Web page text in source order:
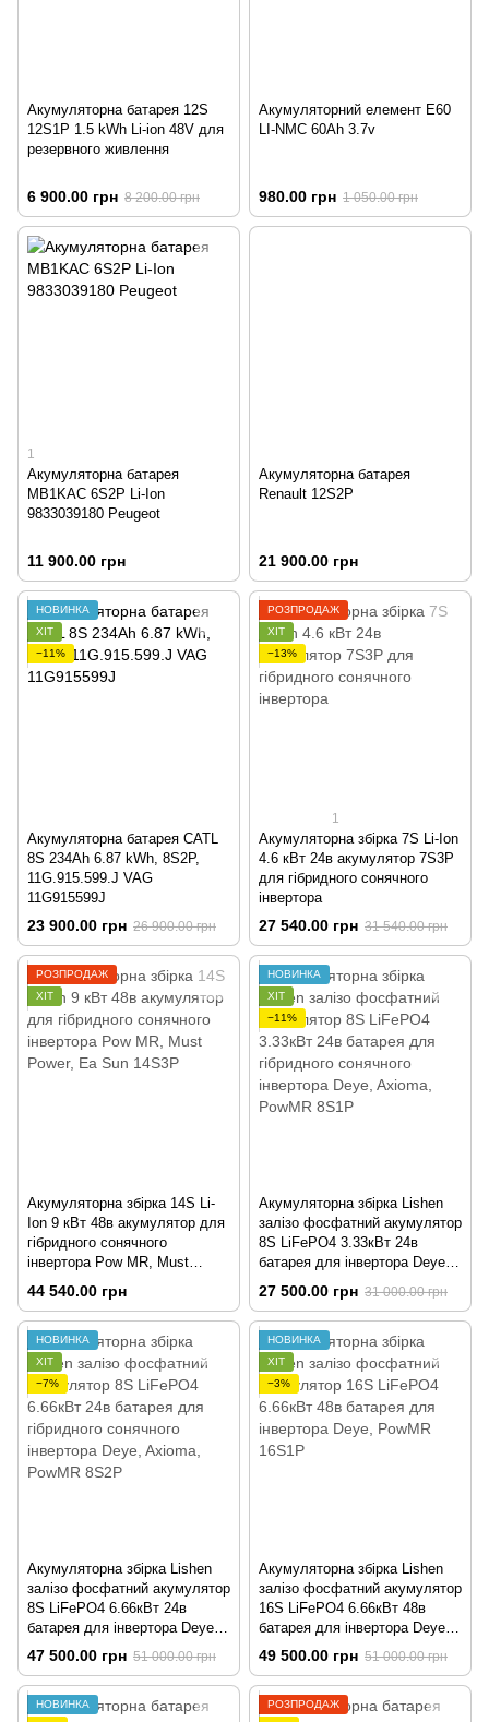
Акумуляторна батарея 12S
12S1P 1.5 kWh Li-ion 48V для
резервного живлення
6 900.00 грн 8 200.00 грн
Акумуляторний елемент E60
LI-NMC 60Ah 3.7v
980.00 грн 1 050.00 грн
1
Акумуляторна батарея
MB1KAC 6S2P Li-Ion
9833039180 Peugeot
11 900.00 грн
Акумуляторна батарея
Renault 12S2P
21 900.00 грн
НОВИНКА
ХІТ
−11%
Акумуляторна батарея CATL
8S 234Ah 6.87 kWh, 8S2P,
11G.915.599.J VAG
11G915599J
23 900.00 грн 26 900.00 грн
РОЗПРОДАЖ
ХІТ
−13%
1
Акумуляторна збірка 7S Li-Ion
4.6 кВт 24в акумулятор 7S3P
для гібридного сонячного
інвертора
27 540.00 грн 31 540.00 грн
РОЗПРОДАЖ
ХІТ
Акумуляторна збірка 14S Li-
Ion 9 кВт 48в акумулятор для
гібридного сонячного
інвертора Pow MR, Must
Power, Ea Sun 14S3P
44 540.00 грн
НОВИНКА
ХІТ
−11%
Акумуляторна збірка Lishen
залізо фосфатний акумулятор
8S LiFePO4 3.33кВт 24в
батарея для інвертора Deye,
PowMR 8S1P
27 500.00 грн 31 000.00 грн
НОВИНКА
ХІТ
−7%
Акумуляторна збірка Lishen
залізо фосфатний акумулятор
8S LiFePO4 6.66кВт 24в
батарея для інвертора Deye,
PowMR 8S2P
47 500.00 грн 51 000.00 грн
НОВИНКА
ХІТ
−3%
Акумуляторна збірка Lishen
залізо фосфатний акумулятор
16S LiFePO4 6.66кВт 48в
батарея для інвертора Deye,
PowMR 16S1P
49 500.00 грн 51 000.00 грн
НОВИНКА
РОЗПРОДАЖ